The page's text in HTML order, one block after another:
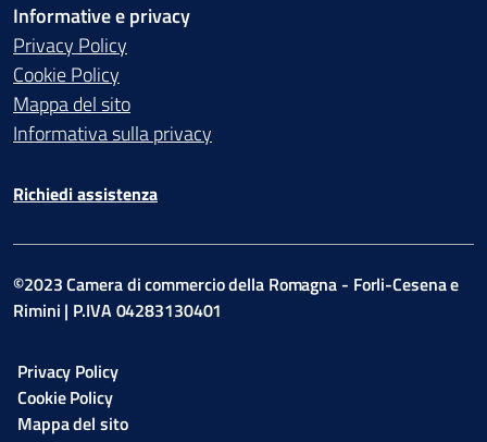
Informative e privacy
Privacy Policy
Cookie Policy
Mappa del sito
Informativa sulla privacy
Richiedi assistenza
©2023 Camera di commercio della Romagna - Forli-Cesena e
Rimini | P.IVA 04283130401
Privacy Policy
Cookie Policy
Mappa del sito